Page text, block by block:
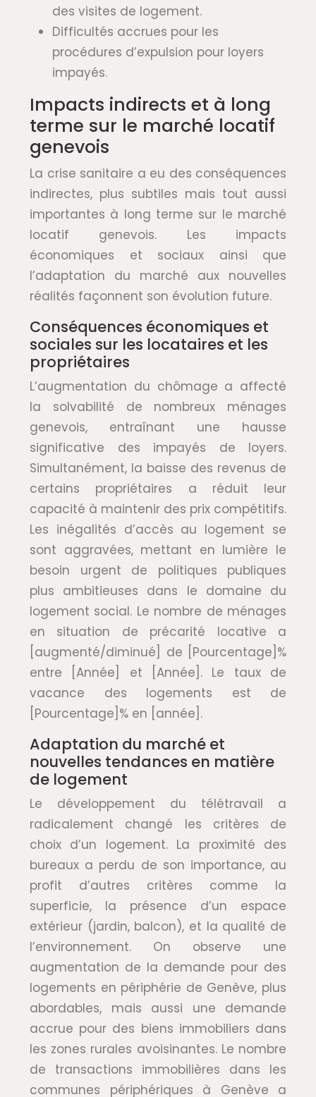
des visites de logement.
Difficultés accrues pour les
procédures d’expulsion pour loyers
impayés.
Impacts indirects et à long
terme sur le marché locatif
genevois
La crise sanitaire a eu des conséquences
indirectes, plus subtiles mais tout aussi
importantes à long terme sur le marché
locatif genevois. Les impacts
économiques et sociaux ainsi que
l’adaptation du marché aux nouvelles
réalités façonnent son évolution future.
Conséquences économiques et
sociales sur les locataires et les
propriétaires
L’augmentation du chômage a affecté
la solvabilité de nombreux ménages
genevois, entraînant une hausse
significative des impayés de loyers.
Simultanément, la baisse des revenus de
certains propriétaires a réduit leur
capacité à maintenir des prix compétitifs.
Les inégalités d’accès au logement se
sont aggravées, mettant en lumière le
besoin urgent de politiques publiques
plus ambitieuses dans le domaine du
logement social. Le nombre de ménages
en situation de précarité locative a
[augmenté/diminué] de [Pourcentage]%
entre [Année] et [Année]. Le taux de
vacance des logements est de
[Pourcentage]% en [année].
Adaptation du marché et
nouvelles tendances en matière
de logement
Le développement du télétravail a
radicalement changé les critères de
choix d’un logement. La proximité des
bureaux a perdu de son importance, au
profit d’autres critères comme la
superficie, la présence d’un espace
extérieur (jardin, balcon), et la qualité de
l’environnement. On observe une
augmentation de la demande pour des
logements en périphérie de Genève, plus
abordables, mais aussi une demande
accrue pour des biens immobiliers dans
les zones rurales avoisinantes. Le nombre
de transactions immobilières dans les
communes périphériques à Genève a